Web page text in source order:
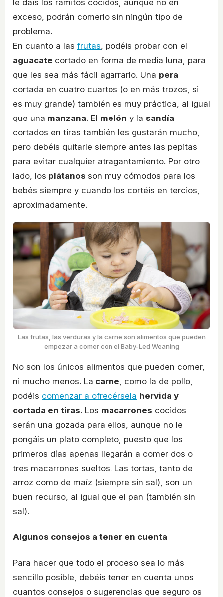
le dais los ramitos cocidos, aunque no en
exceso, podrán comerlo sin ningún tipo de
problema.
En cuanto a las frutas, podéis probar con el
aguacate cortado en forma de media luna, para
que les sea más fácil agarrarlo. Una pera
cortada en cuatro cuartos (o en más trozos, si
es muy grande) también es muy práctica, al igual
que una manzana. El melón y la sandía
cortados en tiras también les gustarán mucho,
pero debéis quitarle siempre antes las pepitas
para evitar cualquier atragantamiento. Por otro
lado, los plátanos son muy cómodos para los
bebés siempre y cuando los cortéis en tercios,
aproximadamente.
Las frutas, las verduras y la carne son alimentos que pueden
empezar a comer con el Baby-Led Weaning
No son los únicos alimentos que pueden comer,
ni mucho menos. La carne , como la de pollo,
podéis comenzar a ofrecérsela hervida y
cortada en tiras. Los macarrones cocidos
serán una gozada para ellos, aunque no le
pongáis un plato completo, puesto que los
primeros días apenas llegarán a comer dos o
tres macarrones sueltos. Las tortas, tanto de
arroz como de maíz (siempre sin sal), son un
buen recurso, al igual que el pan (también sin
sal).
Algunos consejos a tener en cuenta
Para hacer que todo el proceso sea lo más
sencillo posible, debéis tener en cuenta unos
cuantos consejos o sugerencias que seguro os